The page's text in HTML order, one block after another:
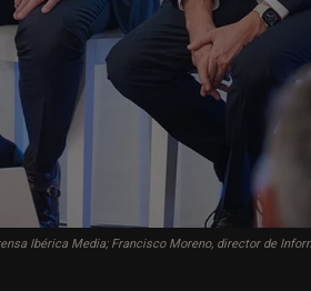
Ibérica Media; Francisco Moreno, director de